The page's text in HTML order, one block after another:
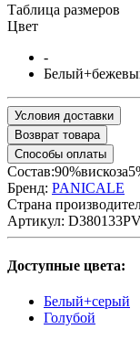
Таблица размеров
Цвет
-
Условия доставки
Возврат товара
Способы оплаты
Бренд: PANICALE
Страна
Артикул:
Доступные цвета:
Белый+серый
Голубой